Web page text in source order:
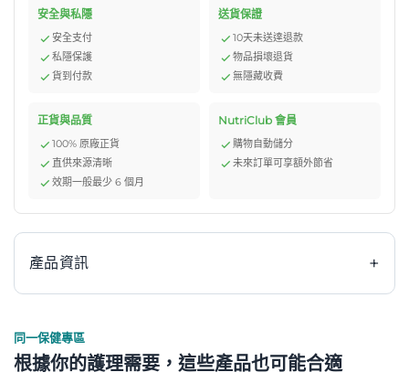
安全與私隱
安全支付
私隱保護
貨到付款
送貨保證
10天未送達退款
物品損壞退貨
無隱藏收費
正貨與品質
100% 原廠正貨
直供來源清晰
效期一般最少 6 個月
NutriClub 會員
購物自動儲分
未來訂單可享額外節省
產品資訊 +
雀巢 Nestle ISOCAL HN 愛素寶 HN 是一款專為需要全面
同一保健專區
根據你的護理需要，這些產品也可能合適